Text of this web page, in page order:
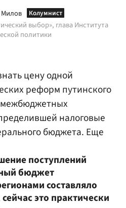
выбор», глава Института
политики
цену одной
реформ путинского
налоговые
бюджета. Еще
поступлений
бюджет
составляло
это практически